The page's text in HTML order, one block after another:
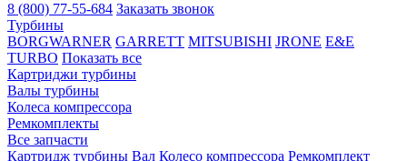
8 (800) 77-55-684 Заказать звонок
Турбины
BORGWARNER GARRETT MITSUBISHI JRONE E&E
TURBO Показать все
Картриджи турбины
Валы турбины
Колеса компрессора
Ремкомплекты
Все запчасти
Картридж турбины Вал Колесо компрессора Ремкомплект